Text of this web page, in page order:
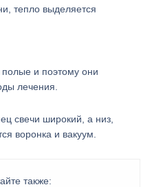
тепло выделяется
и поэтому они
лечения.
свечи широкий, а низ,
воронка и вакуум.
также: